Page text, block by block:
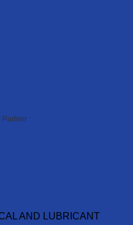
Partner
AND LUBRICANT